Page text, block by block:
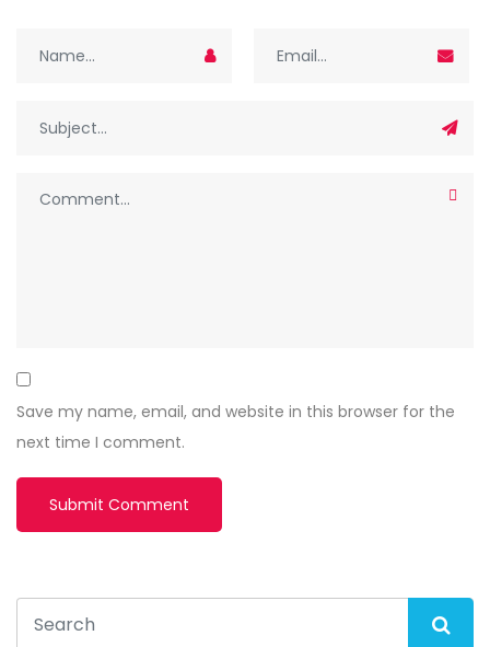
Save my name, email, and website in this browser for the
next time I comment.